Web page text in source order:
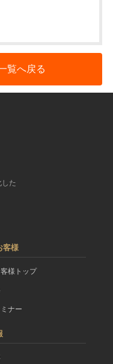
覧へ戻る
した
客様
様トップ
ナー